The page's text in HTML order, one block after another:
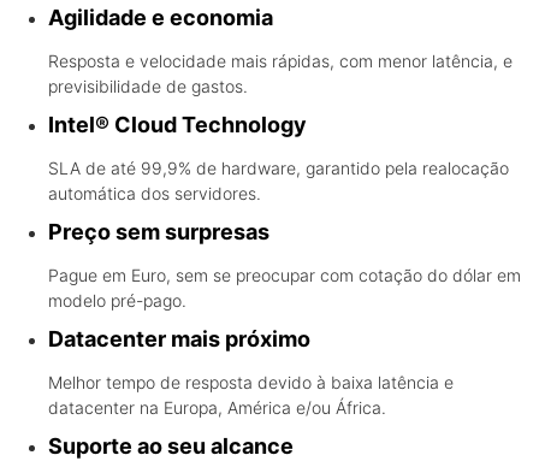
Agilidade e economia
Resposta e velocidade mais rápidas, com menor latência, e
previsibilidade de gastos.
Intel® Cloud Technology
SLA de até 99,9% de hardware, garantido pela realocação
automática dos servidores.
Preço sem surpresas
Pague em Euro, sem se preocupar com cotação do dólar em
modelo pré-pago.
Datacenter mais próximo
Melhor tempo de resposta devido à baixa latência e
datacenter na Europa, América e/ou África.
Suporte ao seu alcance